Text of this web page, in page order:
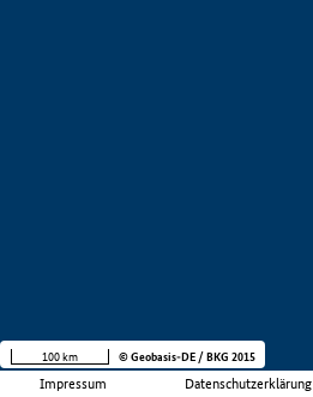
Impressum Datenschutzerklärung
100 km © Geobasis-DE / BKG 2015